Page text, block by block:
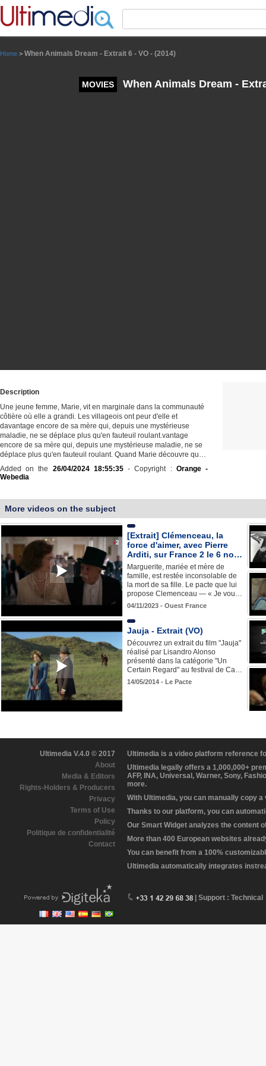
Home > When Animals Dream - Extrait 6 - VO - (2014)
MOVIES When Animals Dream -
Description
Une jeune femme, Marie, vit en marginale dans la communauté
côtière où elle a grandi. Les villageois ont peur d'elle et
davantage encore de sa mère qui, depuis une mystérieuse
maladie, ne se déplace plus qu'en fauteuil roulant.vantage
encore de sa mère qui, depuis une mystérieuse maladie, ne se
déplace plus qu'en fauteuil roulant. Quand Marie découvre qu…
Added on the 26/04/2024 18:55:35- Copyright : Orange -
Webedia
More videos on the subject
[Extrait] Clémenceau, la
force d'aimer, avec Pierre
Arditi, sur France 2 le 6 no…
Marguerite, mariée et mère de
famille, est restée inconsolable de
la mort de sa fille. Le pacte que lui
propose Clemenceau — « Je vou…
04/11/2023 - Ouest France
Jauja - Extrait (VO)
Découvrez un extrait du film "Jauja"
réalisé par Lisandro Alonso
présenté dans la catégorie "Un
Certain Regard" au festival de Ca…
14/05/2014 - Le Pacte
Ultimedia V.4.0 © 2017
About
Media & Editors
Rights-Holders & Producers
Privacy
Terms of Use
Policy
Politique de confidentialité
Contact
Ultimedia is a video platform reference
Ultimedia legally offers a 1,000,000+
AFP, INA, Universal, Warner, Sony,
more.
With Ultimedia, you can manually copy
Thanks to our platform, you can
Our Smart Widget analyzes the content
More than 400 European websites
You can benefit from a 100%
Ultimedia automatically integrates
| Support : Technical
Panneau de gestion des cookies